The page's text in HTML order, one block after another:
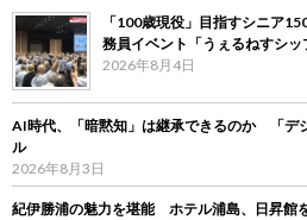
「100歳現役」目指すシニア
務員イベント「うぇるねすシッ
2026年8月4日
AI時代、「暗黙知」は継承できるのか 「デ
ル
2026年8月3日
紀伊勝浦の魅力を堪能 ホテル浦島、日昇館